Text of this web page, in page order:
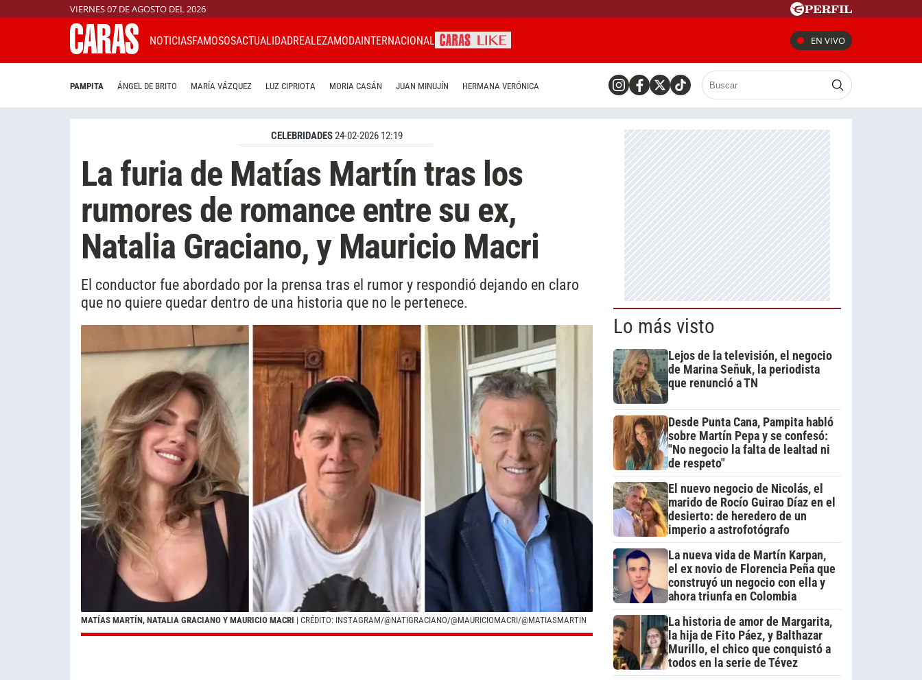
VIERNES 07 DE AGOSTO DEL 2026
NOTICIASFAMOSOSACTUALIDADREALEZAMODAINTERNACIONAL EN VIVO
PAMPITA ÁNGEL DE BRITO MARÍA VÁZQUEZ LUZ CIPRIOTA MORIA CASÁN JUAN MINUJÍN HERMANA VERÓNICA
CELEBRIDADES24-02-2026 12:19
La furia de Matías Martín tras los
rumores de romance entre su ex,
Natalia Graciano, y Mauricio Macri
El conductor fue abordado por la prensa tras el rumor y respondió dejando en claro
que no quiere quedar dentro de una historia que no le pertenece.
MATÍAS MARTÍN, NATALIA GRACIANO Y MAURICIO MACRI | CRÉDITO: INSTAGRAM/@NATIGRACIANO/@MAURICIOMACRI/@MATIASMARTIN
Lo más visto
Lejos de la televisión, el negocio
de Marina Señuk, la periodista
que renunció a TN
Desde Punta Cana, Pampita habló
sobre Martín Pepa y se confesó:
"No negocio la falta de lealtad ni
de respeto"
El nuevo negocio de Nicolás, el
marido de Rocío Guirao Díaz en el
desierto: de heredero de un
imperio a astrofotógrafo
La nueva vida de Martín Karpan,
el ex novio de Florencia Peña que
construyó un negocio con ella y
ahora triunfa en Colombia
La historia de amor de Margarita,
la hija de Fito Páez, y Balthazar
Murillo, el chico que conquistó a
todos en la serie de Tévez